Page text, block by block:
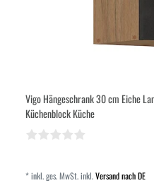
Vigo Hängeschrank 30 cm Eiche
Küchenblock Küche
*inkl. ges. MwSt.inkl.Versand nach DE